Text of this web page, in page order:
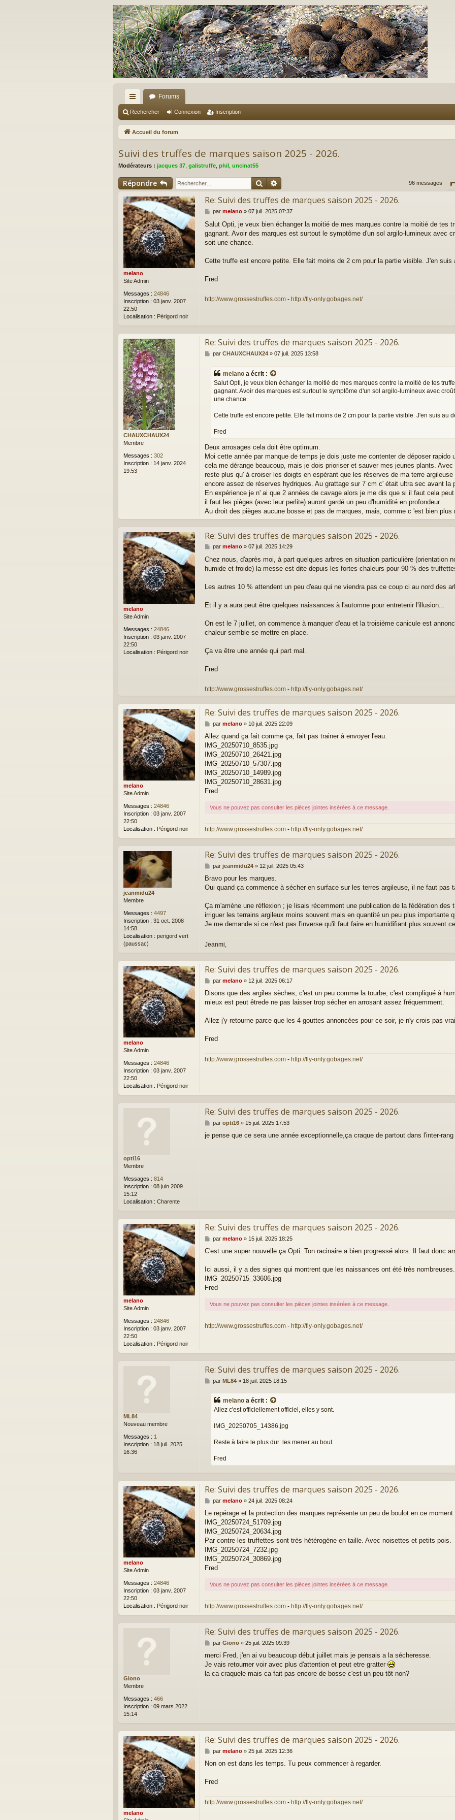
ac
co
ci
Forums
Rechercher Connexion Inscription
Accueil du forum
Suivi des truffes de marques saison 2025 - 2026.
Modérateurs : jacques 37 galistruffe phil uncinat55
Répondre Rechercher 96 messages
melano
Site Admin
Messages : 24846
Inscription : 03 janv. 2007
22:50
Localisation : Périgord noir
Re: Suivi des truffes de marques saison 2025 - 2026.
M
s
s
a
par melano» 07 juil. 2025 07:37
Salut Opti, je veux bien échanger la moitié de mes marques contre la moitié de tes
gagnant. Avoir des marques est surtout le symptôme d'un sol argilo-lumineux avec
soit une chance.
Cette truffe est encore petite. Elle fait moins de 2 cm pour la partie visible. J'en suis
Fred
http://www.grossestruffes.com - http://fly-only.gobages.net/
CHAUXCHAUX24
Membre
Messages : 302
Inscription : 14 janv. 2024
19:53
Re: Suivi des truffes de marques saison 2025 - 2026.
M
s
par CHAUXCHAUX24» 07 juil. 2025 13:58
melano a écrit :
Salut Opti, je veux bien échanger la moitié de mes marques contre la moitié de tes
gagnant. Avoir des marques est surtout le symptôme d'un sol argilo-lumineux avec
une chance.
Cette truffe est encore petite. Elle fait moins de 2 cm pour la partie visible. J'en suis au
Fred
Deux arrosages cela doit être optimum.
Moi cette année par manque de temps je dois juste me contenter de déposer rapido
cela me dérange beaucoup, mais je dois prioriser et sauver mes jeunes plants.
reste plus qu' à croiser les doigts en espérant que les réserves de ma terre
encore assez de réserves hydriques. Au grattage sur 7 cm c' était ultra sec avant la
En expérience je n' ai que 2 années de cavage alors je me dis que si il faut cela
il faut les pièges (avec leur perlite) auront gardé un peu d'humidité en profondeur.
Au droit des pièges aucune bosse et pas de marques, mais, comme c 'est bien plus
melano
Site Admin
Messages : 24846
Inscription : 03 janv. 2007
22:50
Localisation : Périgord noir
Re: Suivi des truffes de marques saison 2025 - 2026.
M
s
s
par melano» 07 juil. 2025 14:29
Chez nous, d'après moi, à part quelques arbres en situation particulière (orientation
humide et froide) la messe est dite depuis les fortes chaleurs pour 90 % des
Les autres 10 % attendent un peu d'eau qui ne viendra pas ce coup ci au nord des
Et il y a aura peut être quelques naissances à l'automne pour entretenir l'illusion...
On est le 7 juillet, on commence à manquer d'eau et la troisième canicule est
chaleur semble se mettre en place.
Ça va être une année qui part mal.
Fred
http://www.grossestruffes.com - http://fly-only.gobages.net/
melano
Site Admin
Messages : 24846
Inscription : 03 janv. 2007
22:50
Localisation : Périgord noir
Re: Suivi des truffes de marques saison 2025 - 2026.
M
s
s
a
g
e
par melano» 10 juil. 2025 22:09
Allez quand ça fait comme ça, fait pas trainer à envoyer l'eau.
IMG_20250710_8535.jpg
IMG_20250710_26421.jpg
IMG_20250710_57307.jpg
IMG_20250710_14989.jpg
IMG_20250710_28631.jpg
Fred
Vous ne pouvez pas consulter les pièces jointes insérées à ce message.
http://www.grossestruffes.com - http://fly-only.gobages.net/
jeanmidu24
Membre
Messages : 4497
Inscription : 31 oct. 2008
14:58
Localisation : perigord vert
(paussac)
Re: Suivi des truffes de marques saison 2025 - 2026.
M
s
s
g
e
par jeanmidu24» 12 juil. 2025 05:43
Bravo pour les marques.
Oui quand ça commence à sécher en surface sur les terres argileuse, il ne faut pas
Ça m'amène une réflexion ; je lisais récemment une publication de la fédération des
irriguer les terrains argileux moins souvent mais en quantité un peu plus importante
Je me demande si ce n'est pas l'inverse qu'il faut faire en humidifiant plus souvent
Jeanmi,
melano
Site Admin
Messages : 24846
Inscription : 03 janv. 2007
22:50
Localisation : Périgord noir
Re: Suivi des truffes de marques saison 2025 - 2026.
M
s
s
g
par melano» 12 juil. 2025 06:17
Disons que des argiles sèches, c'est un peu comme la tourbe, c'est compliqué à
mieux est peut êtrede ne pas laisser trop sécher en arrosant assez fréquemment.
Allez j'y retourne parce que les 4 gouttes annoncées pour ce soir, je n'y crois pas
Fred
http://www.grossestruffes.com - http://fly-only.gobages.net/
opti16
Membre
Messages : 814
Inscription : 08 juin 2009
15:12
Localisation : Charente
Re: Suivi des truffes de marques saison 2025 - 2026.
M
s
par opti16» 15 juil. 2025 17:53
je pense que ce sera une année exceptionnelle,ça craque de partout dans l'inter-
melano
Site Admin
Messages : 24846
Inscription : 03 janv. 2007
22:50
Localisation : Périgord noir
Re: Suivi des truffes de marques saison 2025 - 2026.
M
s
a
g
par melano» 15 juil. 2025 18:25
C'est une super nouvelle ça Opti. Ton racinaire a bien progressé alors. Il faut donc
Ici aussi, il y a des signes qui montrent que les naissances ont été très nombreuses.
IMG_20250715_33606.jpg
Fred
Vous ne pouvez pas consulter les pièces jointes insérées à ce message.
http://www.grossestruffes.com - http://fly-only.gobages.net/
ML84
Nouveau membre
Messages : 1
Inscription : 18 juil. 2025
16:36
Re: Suivi des truffes de marques saison 2025 - 2026.
M
s
par ML84» 18 juil. 2025 18:15
melano a écrit :
Allez c'est officiellement officiel, elles y sont.
IMG_20250705_14386.jpg
Reste à faire le plus dur: les mener au bout.
Fred
melano
Site Admin
Messages : 24846
Inscription : 03 janv. 2007
22:50
Localisation : Périgord noir
Re: Suivi des truffes de marques saison 2025 - 2026.
M
s
s
a
g
e
par melano» 24 juil. 2025 08:24
Le repérage et la protection des marques représente un peu de boulot en ce
IMG_20250724_51709.jpg
IMG_20250724_20634.jpg
Par contre les truffettes sont très hétérogène en taille. Avec noisettes et petits pois.
IMG_20250724_7232.jpg
IMG_20250724_30869.jpg
Fred
Vous ne pouvez pas consulter les pièces jointes insérées à ce message.
http://www.grossestruffes.com - http://fly-only.gobages.net/
Giono
Membre
Messages : 466
Inscription : 09 mars 2022
15:14
Re: Suivi des truffes de marques saison 2025 - 2026.
M
s
s
a
par Giono» 25 juil. 2025 09:39
merci Fred, j'en ai vu beaucoup début juillet mais je pensais a la sécheresse.
Je vais retourner voir avec plus d'attention et peut etre gratter
la ca craquele mais ca fait pas encore de bosse c'est un peu tôt non?
melano
Re: Suivi des truffes de marques saison 2025 - 2026.
M
s
a
par melano» 25 juil. 2025 12:36
Non on est dans les temps. Tu peux commencer à regarder.
Fred
http://www.grossestruffes.com - http://fly-only.gobages.net/